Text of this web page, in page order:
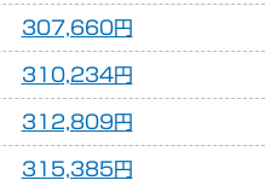
307,660円
310,234円
312,809円
315,385円